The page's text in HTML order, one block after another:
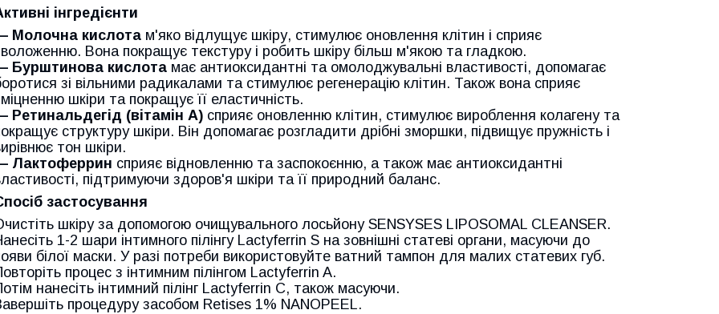
інгредієнти
Молочна кислота м'яко відлущує шкіру, стимулює оновлення клітин і сприяє
Вона покращує текстуру і робить шкіру більш м'якою та гладкою.
Бурштинова кислота має антиоксидантні та омолоджувальні властивості, допомагає
зі вільними радикалами та стимулює регенерацію клітин. Також вона сприяє
шкіри та покращує її еластичність.
Ретинальдегід (вітамін A) сприяє оновленню клітин, стимулює вироблення колагену та
структуру шкіри. Він допомагає розгладити дрібні зморшки, підвищує пружність і
тон шкіри.
Лактоферрин сприяє відновленню та заспокоєнню, а також має антиоксидантні
підтримуючи здоров'я шкіри та її природний баланс.
застосування
шкіру за допомогою очищувального лосьйону SENSYSES LIPOSOMAL CLEANSER.
1-2 шари інтимного пілінгу Lactyferrin S на зовнішні статеві органи, масуючи до
білої маски. У разі потреби використовуйте ватний тампон для малих статевих губ.
процес з інтимним пілінгом Lactyferrin A.
нанесіть інтимний пілінг Lactyferrin C, також масуючи.
процедуру засобом Retises 1% NANOPEEL.